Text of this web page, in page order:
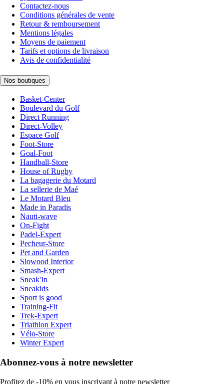
Contactez-nous
Conditions générales de vente
Retour & remboursement
Mentions légales
Moyens de paiement
Tarifs et options de livraison
Avis de confidentialité
Nos boutiques
Basket-Center
Boulevard du Golf
Direct Running
Direct-Volley
Espace Golf
Foot-Store
Goal-Foot
Handball-Store
House of Rugby
La bagagerie du Motard
La sellerie de Maé
Le Motard Bleu
Made in Paradis
Nauti-wave
On-Fight
Padel-Expert
Pecheur-Store
Pet and Garden
Slowood Interior
Smash-Expert
Sneak'In
Sneakids
Sport is good
Training-Fit
Trek-Expert
Triathlon Expert
Vélo-Store
Winter Expert
Abonnez-vous à notre newsletter
Profitez de -10% en vous inscrivant à notre newsletter